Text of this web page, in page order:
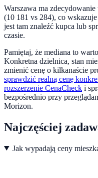
Warszawa ma
(10 181 vs 284), co
jest tam znaleźć kupca lub
czasie.
Pamiętaj, że mediana to
Konkretna dzielnica, stan
zmienić cenę o kilkanaście
sprawdzić realną cenę
rozszerzenie CenaCheck i
bezpośrednio przy
Morizon.
Najczęściej
Jak wypadają ceny